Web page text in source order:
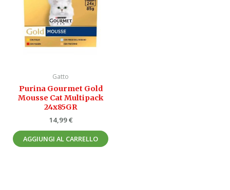
Gatto
Purina Gourmet Gold
Mousse Cat Multipack
24x85GR
14,99€
AGGIUNGI AL CARRELLO